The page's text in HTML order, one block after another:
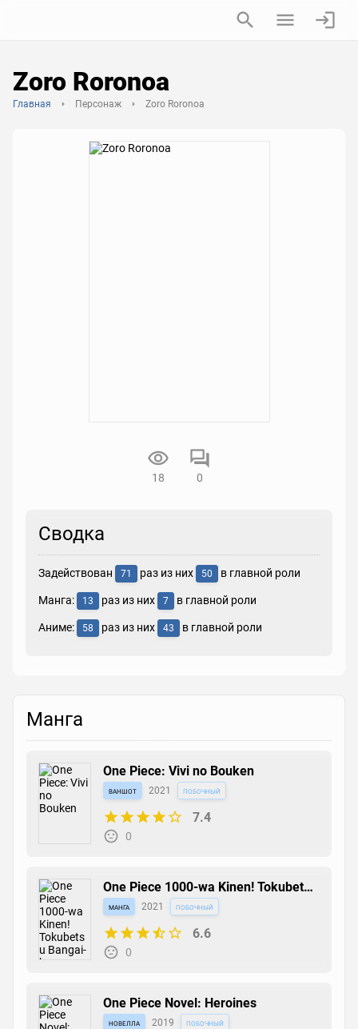
Zoro Roronoa
Главная Персонаж Zoro Roronoa
18 0
Сводка
Задействован 71 раз из них 50 в главной роли
Манга: 13 раз из них 7 в главной роли
Аниме: 58 раз из них 43 в главной роли
Манга
One Piece: Vivi no Bouken
ваншот 2021 побочный
7.4
0
One Piece 1000-wa Kinen! Tokubetsu
Bangai-hen
манга 2021 побочный
6.6
0
One Piece Novel: Heroines
новелла 2019 побочный